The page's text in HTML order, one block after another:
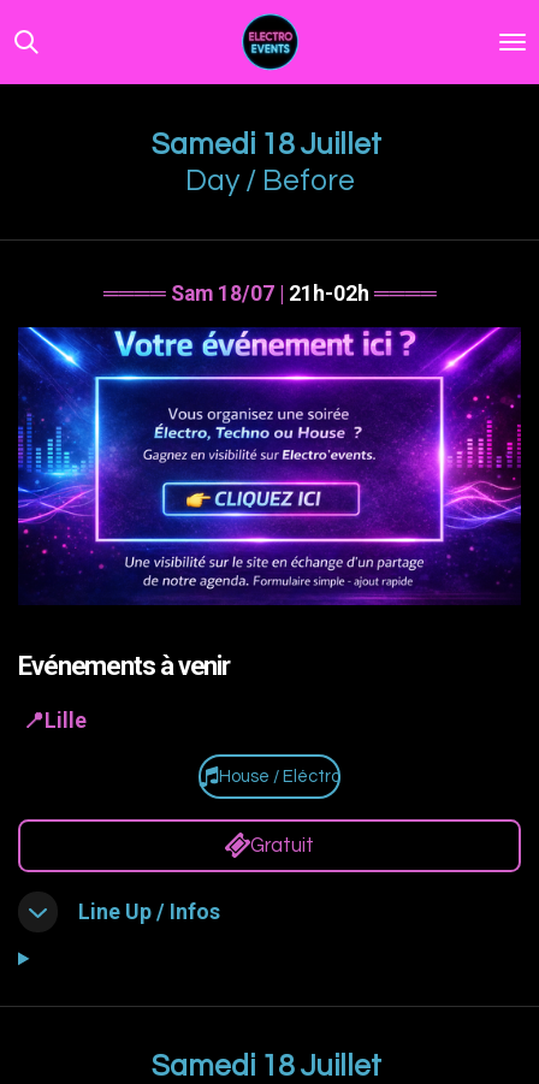
Passer
au
contenu
Samedi 18 Juillet
Day / Before
════ Sam 18/07| 21h-02h ════
Evénements à venir
📍Lille
House / Eléctro
Gratuit
Line Up / Infos
Samedi 18 Juillet